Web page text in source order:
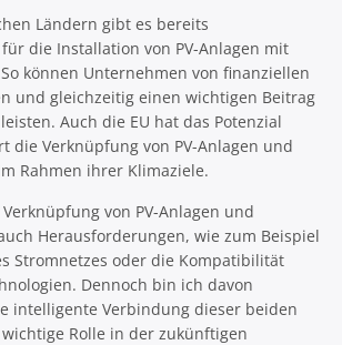
Ländern gibt es bereits
die Installation von PV-Anlagen mit
können Unternehmen von finanziellen
und gleichzeitig einen wichtigen Beitrag
Auch die EU hat das Potenzial
die Verknüpfung von PV-Anlagen und
Rahmen ihrer Klimaziele.
von PV-Anlagen und
Herausforderungen, wie zum Beispiel
Stromnetzes oder die Kompatibilität
Dennoch bin ich davon
intelligente Verbindung dieser beiden
Rolle in der zukünftigen